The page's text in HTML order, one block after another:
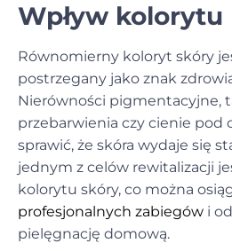
Wpływ
Równomierny koloryt skóry
postrzegany jako znak
Nierówności pigmentacyjne,
przebarwienia czy cienie pod
sprawić, że skóra wydaje się
jednym z celów rewitalizacji
kolorytu skóry, co można
profesjonalnych zabiegów i
pielęgnację domową.